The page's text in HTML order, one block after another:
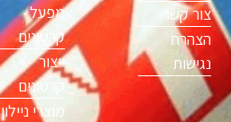
צור קשר
הצהרת
נגישות
מפעל
קרטונים
ייצור
קרטונים
מוצרי ניילון